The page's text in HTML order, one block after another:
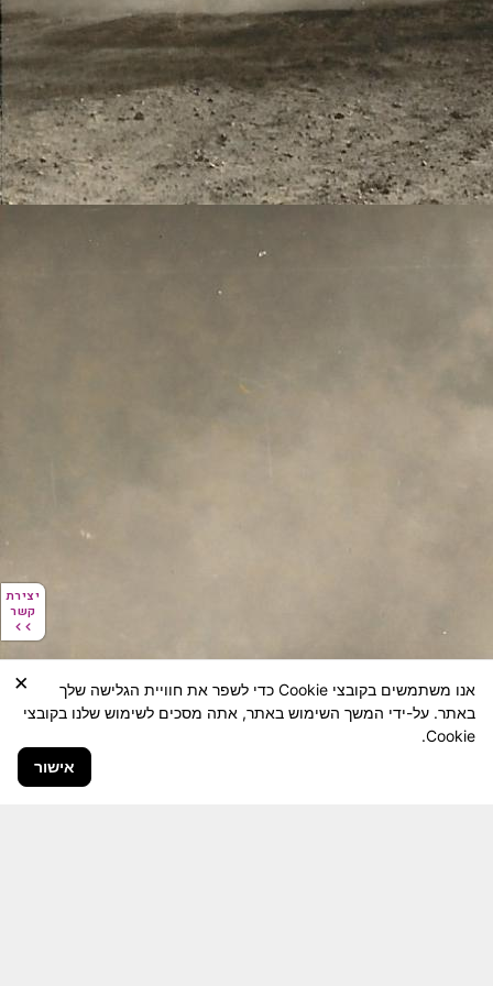
יצירת
קשר
יצירת
קשר
×
אנו משתמשים בקובצי Cookie כדי לשפר את חוויית הגלישה שלך
באתר. על-ידי המשך השימוש באתר, אתה מסכים לשימוש שלנו בקובצי
Cookie.
אישור